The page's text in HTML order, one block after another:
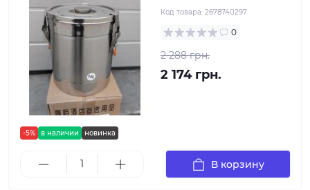
-5% в наличии новинка
Код товара: 2678740297
0
2 288 грн.
2 174 грн.
В корзину